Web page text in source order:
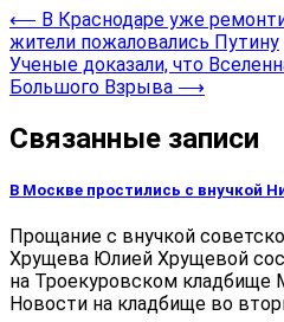
⟵ В Краснодаре уже
жители пожаловались Путину
Ученые доказали, что
Большого Взрыва ⟶
Связанные записи
В Москве простились с внучкой
Прощание с внучкой
Хрущева Юлией Хрущевой
на Троекуровском
Новости на кладбище во